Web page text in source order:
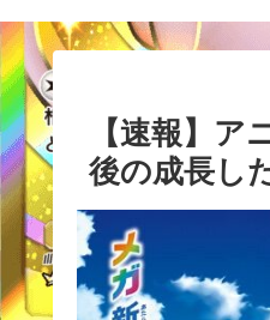
【速報】
後の成長し